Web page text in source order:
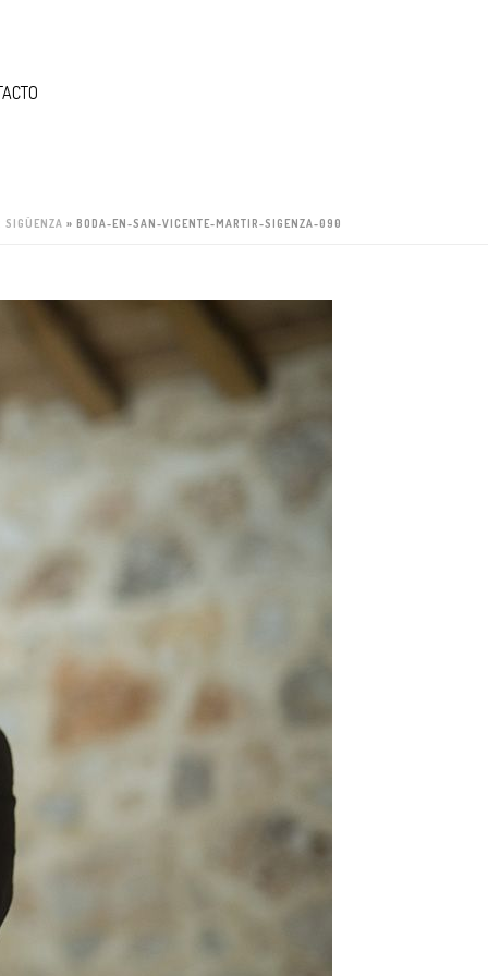
SIGÜENZA » BODA-EN-SAN-VICENTE-MARTIR-SIGENZA-090